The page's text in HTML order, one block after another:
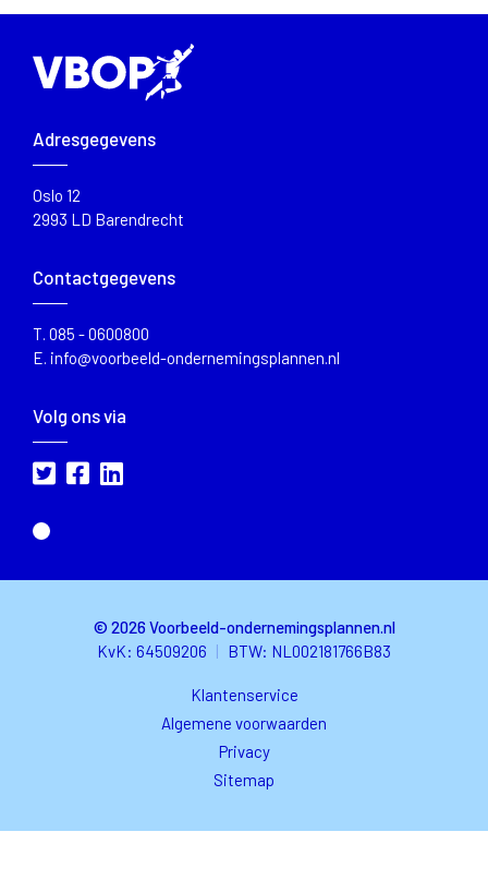
Adresgegevens
Oslo 12
2993 LD Barendrecht
Contactgegevens
T. 085 - 0600800
E. info@voorbeeld-ondernemingsplannen.nl
Volg ons via
© 2026 Voorbeeld-ondernemingsplannen.nl
KvK: 64509206
BTW: NL002181766B83
Klantenservice
Algemene voorwaarden
Privacy
Sitemap